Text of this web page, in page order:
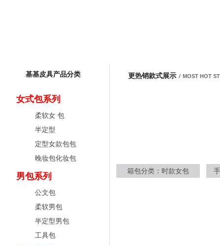
基基皮具产品分类
女式包系列
柔软女 包
半定型
定型女款包包
晚妆包化妆包
男包系列
公文包
柔软男包
半定型男包
工具包
更热销款式展示 / MOST HOT
箱包分类：时款女包